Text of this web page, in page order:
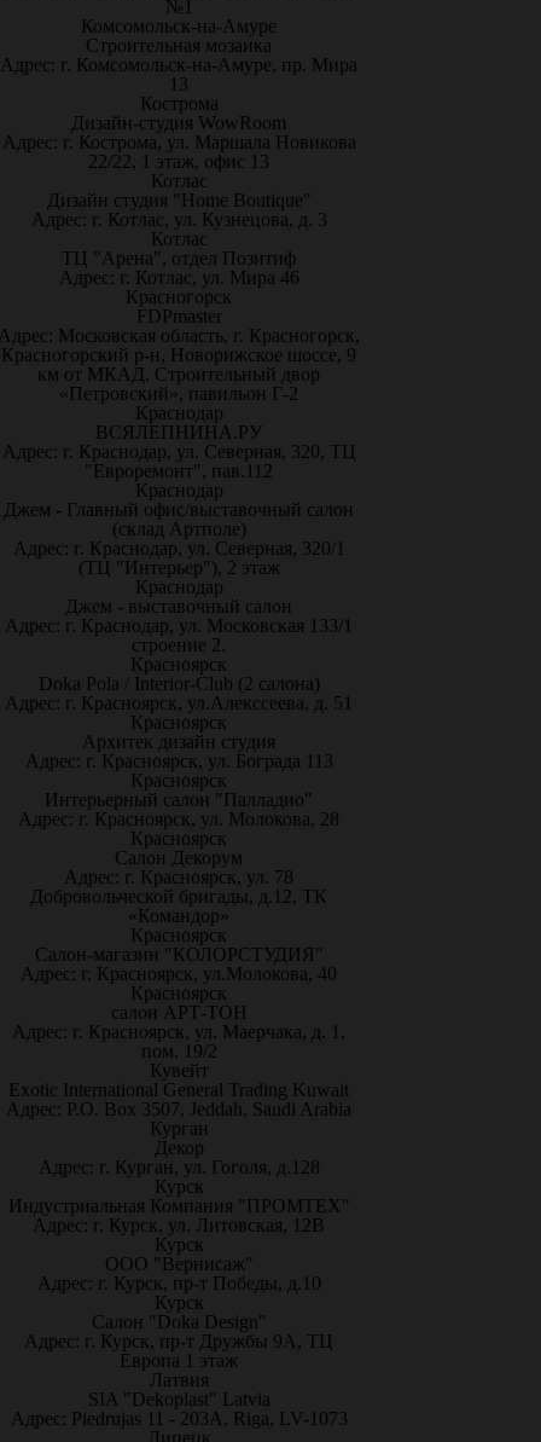
№1
Комсомольск-на-Амуре
Строительная мозаика
Адрес: г. Комсомольск-на-Амуре, пр. Мира
13
Кострома
Дизайн-студия WowRoom
Адрес: г. Кострома, ул. Маршала Новикова
22/22, 1 этаж, офис 13
Котлас
Дизайн студия "Home Boutique"
Адрес: г. Котлас, ул. Кузнецова, д. 3
Котлас
ТЦ "Арена", отдел Позитиф
Адрес: г. Котлас, ул. Мира 46
Красногорск
FDPmaster
Московская область, г. Красногорск,
Красногорский р-н, Новорижское шоссе, 9
км от МКАД. Строительный двор
«Петровский», павильон Г-2
Краснодар
ВСЯЛЕПНИНА.РУ
Адрес: г. Краснодар, ул. Северная, 320, ТЦ
"Евроремонт", пав.112
Краснодар
Джем - Главный офис/выставочный салон
(склад Артполе)
Адрес: г. Краснодар, ул. Северная, 320/1
(ТЦ "Интерьер"), 2 этаж
Краснодар
Джем - выставочный салон
Адрес: г. Краснодар, ул. Московская 133/1
строение 2.
Красноярск
Doka Pola / Interior-Club (2 салона)
Адрес: г. Красноярск, ул.Алекссеева, д. 51
Красноярск
Архитек дизайн студия
Адрес: г. Красноярск, ул. Бограда 113
Красноярск
Интерьерный салон "Палладио"
Адрес: г. Красноярск, ул. Молокова, 28
Красноярск
Салон Декорум
Адрес: г. Красноярск, ул. 78
Добровольческой бригады, д.12, ТК
«Командор»
Красноярск
Салон-магазин "КОЛОРСТУДИЯ"
Адрес: г. Красноярск, ул.Молокова, 40
Красноярск
салон АРТ-ТОН
Адрес: г. Красноярск, ул. Маерчака, д. 1,
пом. 19/2
Кувейт
Exotic International General Trading Kuwait
Адрес: P.O. Box 3507, Jeddah, Saudi Arabia
Курган
Декор
Адрес: г. Курган, ул. Гоголя, д.128
Курск
Индустриальная Компания "ПРОМТЕХ"
Адрес: г. Курск, ул. Литовская, 12В
Курск
ООО "Вернисаж"
Адрес: г. Курск, пр-т Победы, д.10
Курск
Салон "Doka Design"
Адрес: г. Курск, пр-т Дружбы 9А, ТЦ
Европа 1 этаж
Латвия
SIA "Dekoplast" Latvia
Адрес: Piedrujas 11 - 203A, Riga, LV-1073
Липецк